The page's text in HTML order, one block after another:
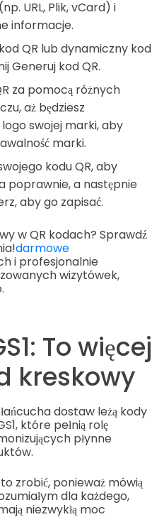
URL, Plik, vCard) i
informacje.
QR lub dynamiczny kod
Generuj kod QR.
za pomocą różnych
aż będziesz
swojej marki, aby
marki.
kodu QR, aby
poprawnie, a następnie
aby go zapisać.
w QR kodach? Sprawdź
darmowe
i profesjonalnie
wizytówek,
To więcej
kreskowy
dostaw leżą kody
które pełnią rolę
płynne
zrobić, ponieważ mówią
dla każdego,
niezwykłą moc